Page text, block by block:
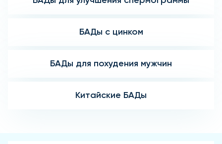
БАДы с цинком
БАДы для похудения мужчин
Китайские БАДы